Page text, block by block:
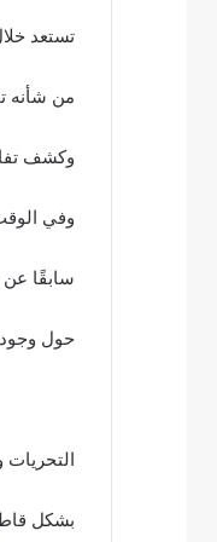
تستعد
من شأنه
وكشف
وفي
سابقًا
حول وجود
بشكل